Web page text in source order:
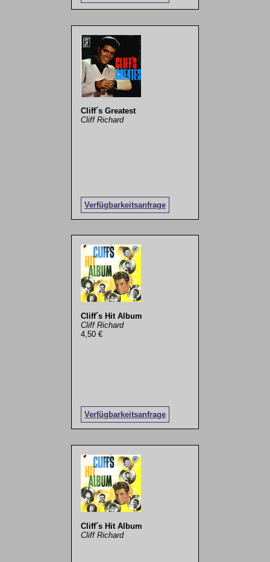
Cliff´s Greatest
Cliff Richard
Verfügbarkeitsanfrage
Cliff´s Hit Album
Cliff Richard
4,50 €
Verfügbarkeitsanfrage
Cliff´s Hit Album
Cliff Richard